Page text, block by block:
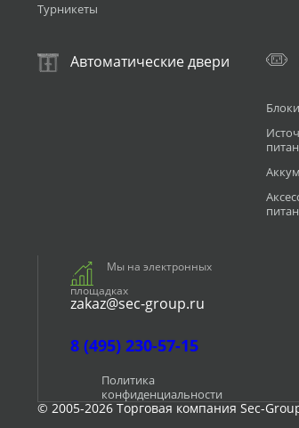
Турникеты
Автоматические двери
Мы на электронных
площадках
zakaz@sec-group.ru
8 (495) 230-57-15
Политика
конфиденциальности
© 2005-2026 Торговая компания Sec-